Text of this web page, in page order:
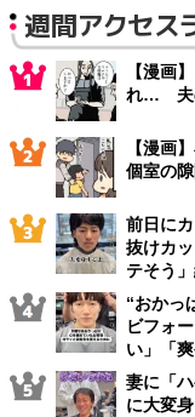
週間アクセス
【漫画
れ… 夫
【漫画
個室の
前日に
抜けカ
テそう
“おかっ
ビフォ
い」「
妻に「
に大変